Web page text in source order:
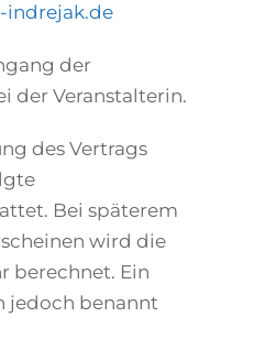
indrejak.de
der
der Veranstalterin.
des Vertrags
Bei späterem
wird die
berechnet. Ein
jedoch benannt